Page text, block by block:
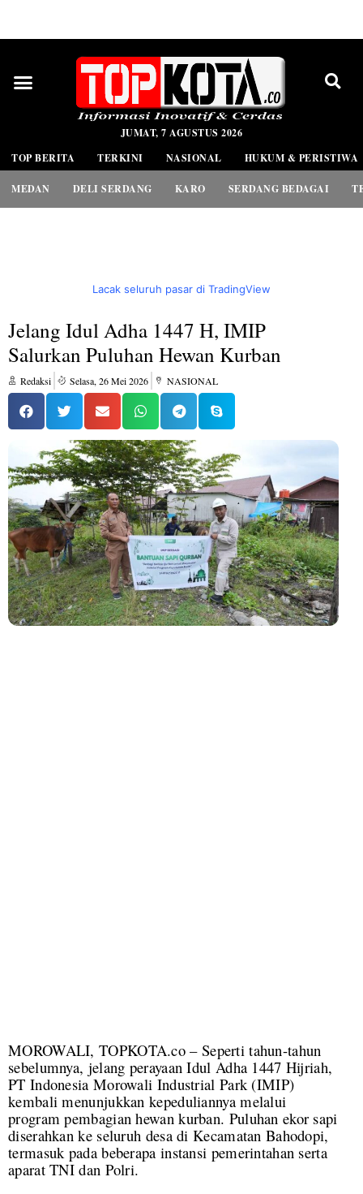
JUMAT, 7 AGUSTUS 2026
TOP BERITA
TERKINI NASIONAL HUKUM & PERISTIWA
MEDAN DELI SERDANG KARO SERDANG BEDAGAI
Lacak seluruh pasar di TradingView
Jelang Idul Adha 1447 H, IMIP
Salurkan Puluhan Hewan Kurban
Redaksi Selasa, 26 Mei 2026 NASIONAL
MOROWALI, TOPKOTA.co – Seperti tahun-tahun
sebelumnya, jelang perayaan Idul Adha 1447 Hijriah,
PT Indonesia Morowali Industrial Park (IMIP)
kembali menunjukkan kepeduliannya melalui
program pembagian hewan kurban. Puluhan ekor sapi
diserahkan ke seluruh desa di Kecamatan Bahodopi,
termasuk pada beberapa instansi pemerintahan serta
aparat TNI dan Polri.